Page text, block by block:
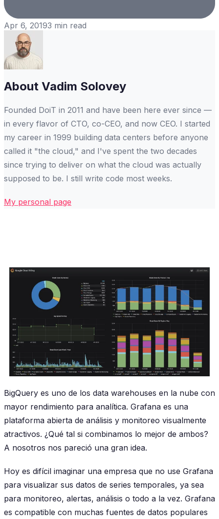
Apr 6, 20193 min read
About Vadim Solovey
Founded DoiT in 2011 and have been here ever since —
in every flavor of CTO, co-CEO, and now CEO. I started
my career in 1999 building data centers before anyone
called it "the cloud," and I've spent the two decades
since trying to deliver on what the cloud was actually
supposed to be. I still write code most weeks.
My personal page
BigQuery es uno de los data warehouses en la nube con
mayor rendimiento para analítica. Grafana es una
plataforma abierta de análisis y monitoreo visualmente
atractivos. ¿Qué tal si combinamos lo mejor de ambos?
A nosotros nos pareció una gran idea.
Hoy es difícil imaginar una empresa que no use Grafana
para visualizar sus datos de series temporales, ya sea
para monitoreo, alertas, análisis o todo a la vez. Grafana
es compatible con muchas fuentes de datos populares